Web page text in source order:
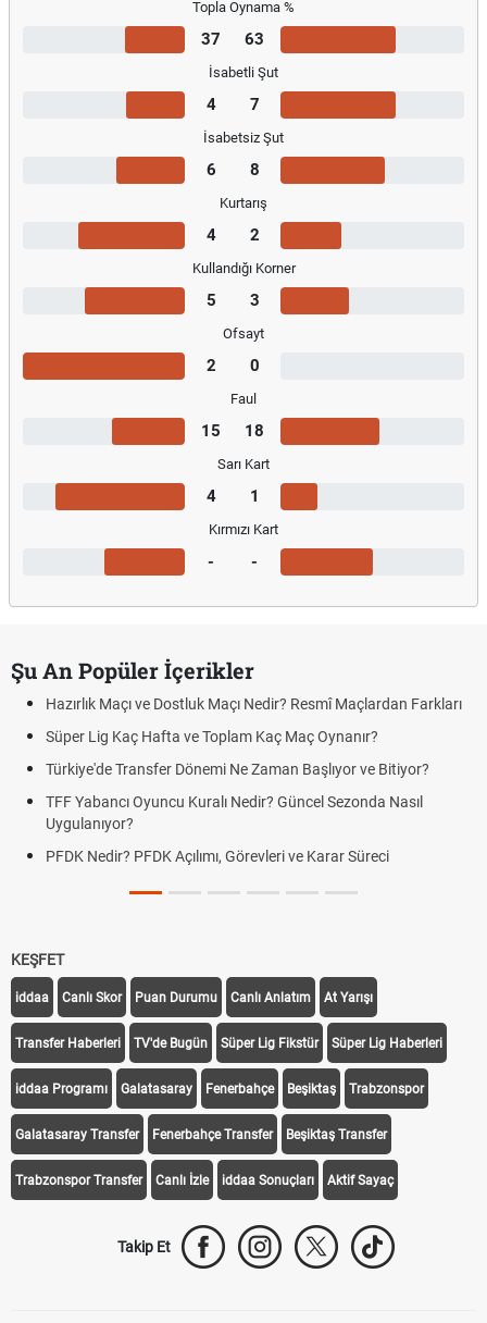
Topla Oynama %
37 63
İsabetli Şut
4 7
İsabetsiz Şut
6 8
Kurtarış
4 2
Kullandığı Korner
5 3
Ofsayt
2 0
Faul
15 18
Sarı Kart
4 1
Kırmızı Kart
- -
Şu An Popüler İçerikler
Hazırlık Maçı ve Dostluk Maçı Nedir? Resmî Maçlardan Farkları
Süper Lig Kaç Hafta ve Toplam Kaç Maç Oynanır?
Türkiye'de Transfer Dönemi Ne Zaman Başlıyor ve Bitiyor?
TFF Yabancı Oyuncu Kuralı Nedir? Güncel Sezonda Nasıl
Uygulanıyor?
PFDK Nedir? PFDK Açılımı, Görevleri ve Karar Süreci
KEŞFET
iddaa Canlı Skor Puan Durumu Canlı Anlatım At Yarışı
Transfer Haberleri TV'de Bugün Süper Lig Fikstür Süper Lig Haberleri
iddaa Programı Galatasaray Fenerbahçe Beşiktaş Trabzonspor
Galatasaray Transfer Fenerbahçe Transfer Beşiktaş Transfer
Trabzonspor Transfer Canlı İzle iddaa Sonuçları Aktif Sayaç
Takip Et